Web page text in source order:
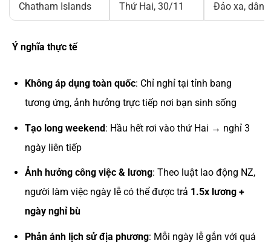
Chatham Islands Thứ Hai, 30/11 Đảo xa, dân
Ý nghĩa thực tế
Không áp dụng toàn quốc: Chỉ nghỉ tại tỉnh bang
tương ứng, ảnh hưởng trực tiếp nơi bạn sinh sống
Tạo long weekend: Hầu hết rơi vào thứ Hai → nghỉ 3
ngày liên tiếp
Ảnh hưởng công việc & lương: Theo luật lao động NZ,
người làm việc ngày lễ có thể được trả 1.5x lương +
ngày nghỉ bù
Phản ánh lịch sử địa phương: Mỗi ngày lễ gắn với quá